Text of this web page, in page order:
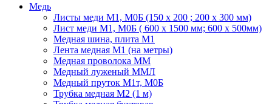
Медь
Листы меди М1, М0Б (150 х 200 ; 200 х 300 мм)
Лист меди М1, М0Б ( 600 х 1500 мм; 600 х 500мм)
Медная шина, плита М1
Лента медная М1 (на метры)
Медная проволока ММ
Медный луженый ММЛ
Медный пруток М1т, М0Б
Трубка медная М2 (1 м)